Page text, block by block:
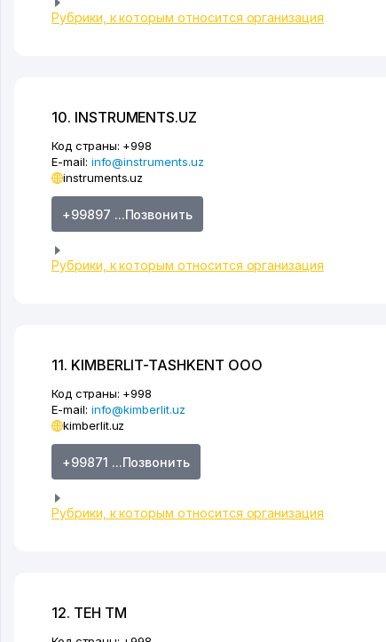
Рубрики, к которым относится организация
10. INSTRUMENTS.UZ
Код страны: +998
E-mail: info@instruments.uz
instruments.uz
+99897 ...Позвонить
Рубрики, к которым относится организация
11. KIMBERLIT-TASHKENT ООО
Код страны: +998
E-mail: info@kimberlit.uz
kimberlit.uz
+99871 ...Позвонить
Рубрики, к которым относится организация
12. TEH ТМ